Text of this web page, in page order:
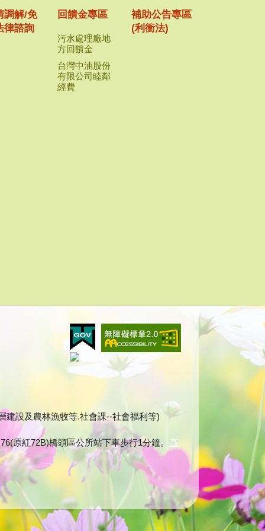
調解/免
律諮詢
回饋金專區
污水處理廠地
方回饋金
台灣中油股份
有限公司睦鄰
經費
補助公告專區
(利衝法)
建設及農林漁牧等.社會課--社會福利等)
原紅72B)橋頭區公所站下車步行1分鐘。 高